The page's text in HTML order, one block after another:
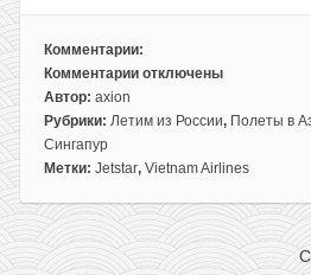
Комментарии:
Комментарии
к
записи
Сборка
без
Вьетнам,
Малайзия
и
отключены
Автор: axion
Рубрики: Летим из России, Полеты в
Сингапур
Метки: Jetstar, Vietnam Airlines